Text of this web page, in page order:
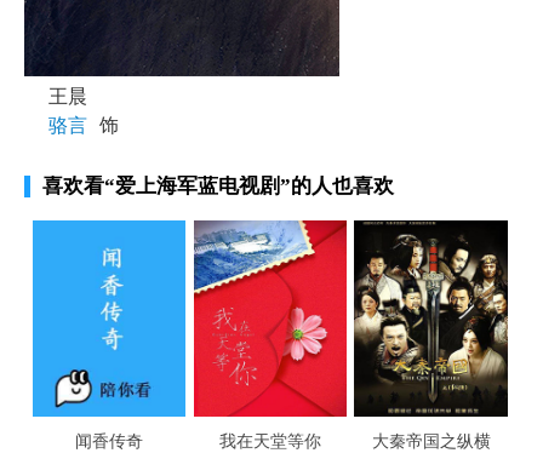
王晨
骆言 饰
喜欢看“爱上海军蓝电视剧”的人也喜欢
闻香传奇 我在天堂等你 大秦帝国之纵横